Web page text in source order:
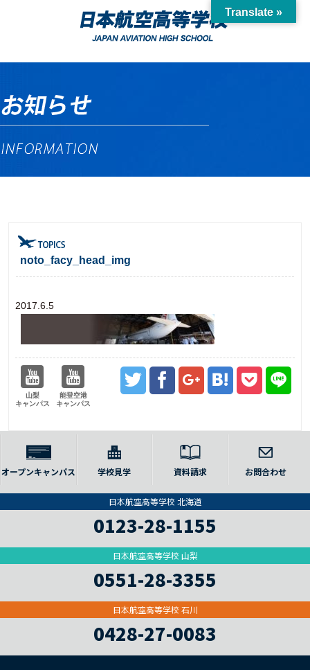
noto_facy_head_img
2017.6.5
山梨
キャンパス
能登空港
キャンパス
オープンキャンパス 学校見学 資料請求 お問合わせ
日本航空高等学校 北海道
0123-28-1155
日本航空高等学校 山梨
0551-28-3355
日本航空高等学校 石川
0428-27-0083
Translate »